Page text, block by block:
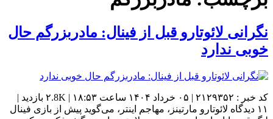
نگرانی لائوتارو قبل از فینال: مادربزرگم حال
خوبی ندارد
کد خبر : ۲۱۲۹۳۵۲ | ۰۵ خرداد ۱۴۰۴ ساعت ۱۸:۵۳ | ۲.8K بازدید |
۱۱ دیدگاه لائوتارو مارتینز، مهاجم اینتر، می‌گوید پیش از بازی فینال